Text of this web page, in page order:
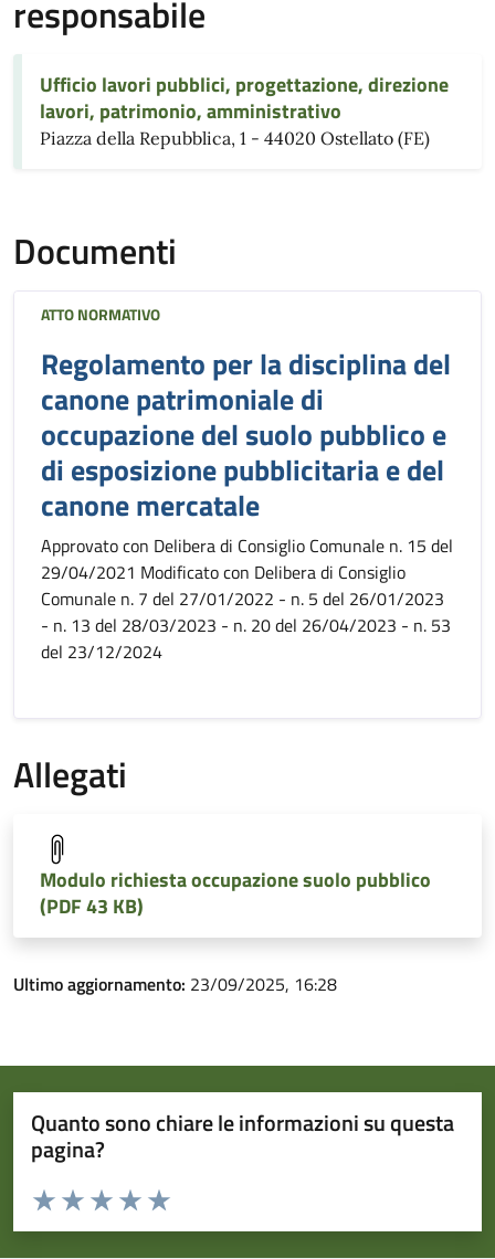
responsabile
Ufficio lavori pubblici, progettazione, direzione
lavori, patrimonio, amministrativo
Piazza della Repubblica, 1 - 44020 Ostellato (FE)
Documenti
ATTO NORMATIVO
Regolamento per la disciplina del
canone patrimoniale di
occupazione del suolo pubblico e
di esposizione pubblicitaria e del
canone mercatale
Approvato con Delibera di Consiglio Comunale n. 15 del
29/04/2021 Modificato con Delibera di Consiglio
Comunale n. 7 del 27/01/2022 - n. 5 del 26/01/2023
- n. 13 del 28/03/2023 - n. 20 del 26/04/2023 - n. 53
del 23/12/2024
Allegati
Modulo richiesta occupazione suolo pubblico
(PDF 43 KB)
Ultimo aggiornamento: 23/09/2025, 16:28
Quanto sono chiare le informazioni su questa
pagina?
Valuta da 1 a 5 stelle la pagina
Valuta 5 stelle su 5
Valuta 4 stelle su 5
Valuta 3 stelle su 5
Valuta 2 stelle su 5
Valuta 1 stelle su 5